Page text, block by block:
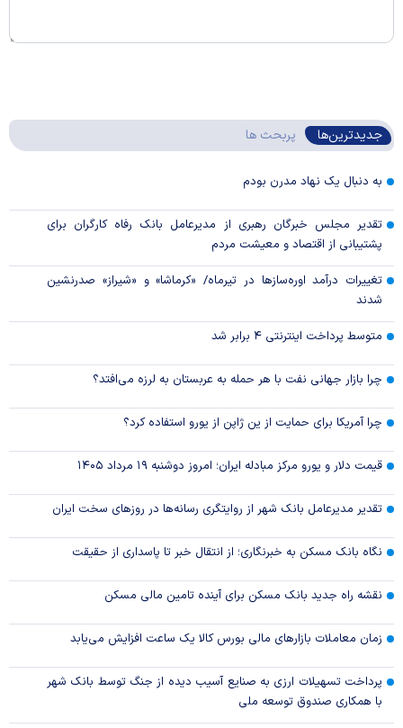
جدیدترین‌ها پربحث ها
به دنبال یک نهاد مدرن بودم
تقدیر مجلس خبرگان رهبری از مدیرعامل بانک رفاه کارگران برای
پشتیبانی از اقتصاد و معیشت مردم
تغییرات درآمد اوره‌سازها در تیرماه/ «کرماشا» و «شیراز» صدرنشین
شدند
متوسط پرداخت اینترنتی ۴ برابر شد
چرا بازار جهانی نفت با هر حمله به عربستان به لرزه می‌افتد؟
چرا آمریکا برای حمایت از ین ژاپن از یورو استفاده کرد؟
قیمت دلار و یورو مرکز مبادله ایران؛ امروز دوشنبه ۱۹ مرداد ۱۴۰۵
تقدیر مدیرعامل بانک شهر از روایتگری رسانه‌ها در روز‌های سخت ایران
نگاه بانک مسکن به خبرنگاری؛ از انتقال خبر تا پاسداری از حقیقت
نقشه راه جدید بانک مسکن برای آینده تامین مالی مسکن
زمان معاملات بازار‌های مالی بورس کالا یک ساعت افزایش می‌یابد
پرداخت تسهیلات ارزی به صنایع آسیب دیده از جنگ توسط بانک شهر
با همکاری صندوق توسعه ملی